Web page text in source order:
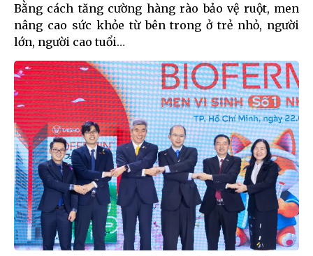
Bằng cách tăng cường hàng rào bảo vệ ruột, men
nâng cao sức khỏe từ bên trong ở trẻ nhỏ, người
lớn, người cao tuổi…